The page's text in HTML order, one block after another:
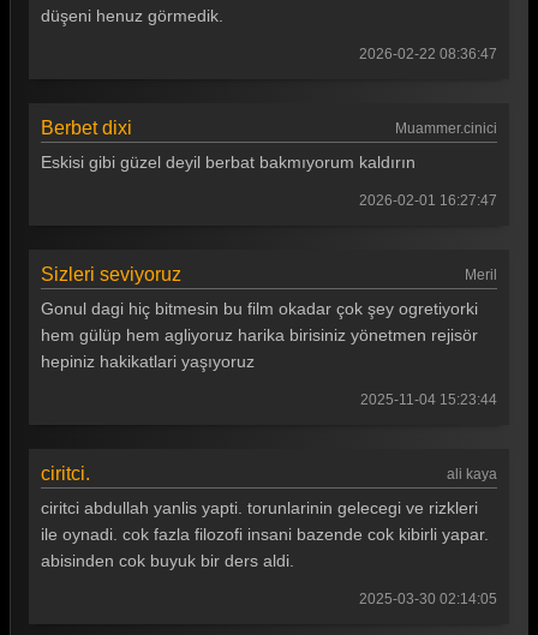
Gönül Dağı 142. Bölüm
Gönül Dağı 139. Bölüm
Gönül Dağı 136. Bölüm
Gönül Dağı 135. Bölüm
Gönül Dağı 134. Bölüm
Gönül Dağı 131. Bölüm
Gönül Dağı 130. Bölüm
Gönül Dağı 129. Bölüm
düşeni henuz görmedik.
2026-02-22 08:36:47
Berbet dixi Muammer.cinici
Eskisi gibi güzel deyil berbat bakmıyorum kaldırın
2026-02-01 16:27:47
Sizleri seviyoruz Meril
Gonul dagi hiç bitmesin bu film okadar çok şey ogretiyorki
hem gülüp hem agliyoruz harika birisiniz yönetmen rejisör
hepiniz hakikatlari yaşıyoruz
2025-11-04 15:23:44
ciritci. ali kaya
ciritci abdullah yanlis yapti. torunlarinin gelecegi ve rizkleri
ile oynadi. cok fazla filozofi insani bazende cok kibirli yapar.
abisinden cok buyuk bir ders aldi.
2025-03-30 02:14:05